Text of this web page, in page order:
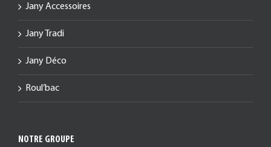
Jany Accessoires
Jany Tradi
Jany Déco
Roul’bac
NOTRE GROUPE